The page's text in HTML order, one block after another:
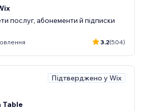
послуг, абонементи й підписки
3.2(504)
Підтверджено у Wix
Table